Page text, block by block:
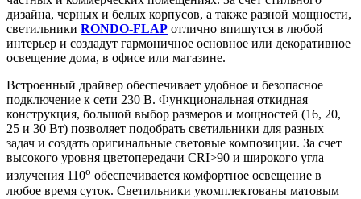
дизайна, черных и белых корпусов, а также разной мощности,
светильники RONDO-FLAP отлично впишутся в любой
интерьер и создадут гармоничное основное или декоративное
освещение дома, в офисе или магазине.
Встроенный драйвер обеспечивает удобное и безопасное
подключение к сети 230 В. Функциональная откидная
конструкция, большой выбор размеров и мощностей (16, 20,
25 и 30 Вт) позволяет подобрать светильники для разных
задач и создать оригинальные световые композиции. За счет
высокого уровня цветопередачи CRI>90 и широкого угла
излучения 110o обеспечивается комфортное освещение в
любое время суток. Светильники укомплектованы матовым